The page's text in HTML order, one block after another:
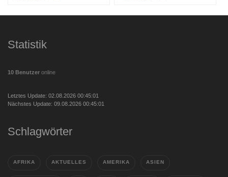
Statistik
10 Benutzer online
Letztes Update: 02.08.2026 00:45:01
Nächstes Update: 09.08.2026 00:45:01
Schlagwörter
AFRIKA AKTUELLES AMERIKA ASIEN